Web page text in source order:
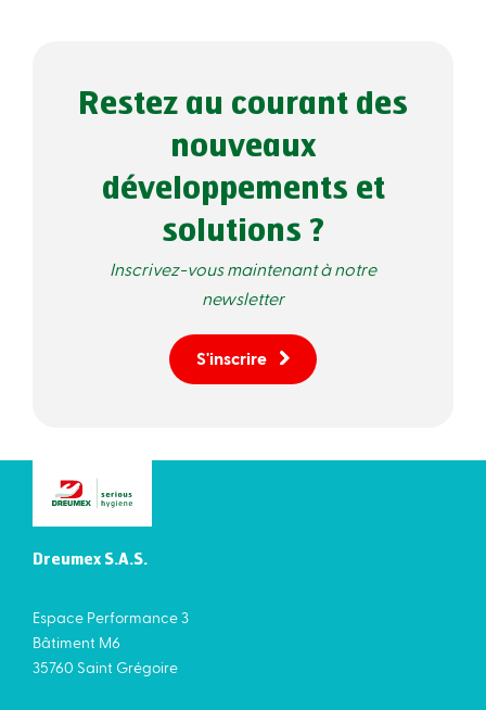
Restez au courant des
nouveaux
développements et
solutions ?
Inscrivez-vous maintenant à notre
newsletter
S'inscrire
Dreumex S.A.S.
Espace Performance 3
Bâtiment M6
35760 Saint Grégoire